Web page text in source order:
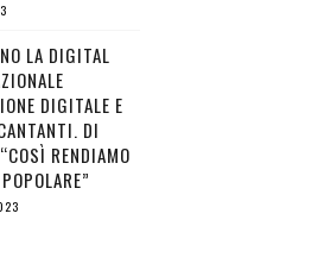
LA DIGITAL
DIGITALE E
DI
RENDIAMO